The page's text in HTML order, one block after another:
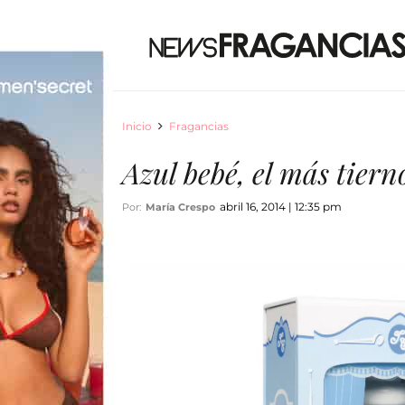
Inicio Fragancias
Azul bebé, el más
Por: María Crespo abril 16, 2014 | 12:35 pm